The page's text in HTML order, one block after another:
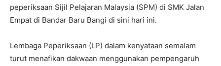
peperiksaan Sijil Pelajaran Malaysia (SPM) di SMK Jalan
Empat di Bandar Baru Bangi di sini hari ini.
Lembaga Peperiksaan (LP) dalam kenyataan semalam
turut menafikan dakwaan menggunakan pempengaruh